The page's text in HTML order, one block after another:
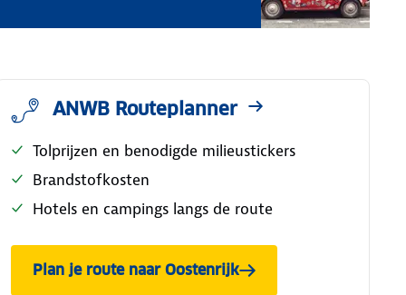
ANWB Routeplanner
Tolprijzen en benodigde milieustickers
Brandstofkosten
Hotels en campings langs de route
Plan je route naar Oostenrijk